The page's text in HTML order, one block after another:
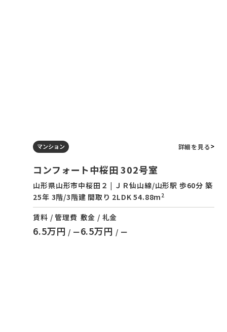
マンション 詳細を見る
コンフォート中桜田 302号室
山形県山形市中桜田２ | ＪＲ仙山線/山形駅 歩60分 築
25年 3階/3階建 間取り 2LDK 54.88m 2
賃料 / 管理費
6.5万円 / ー
敷金 / 礼金
6.5万円 / ー